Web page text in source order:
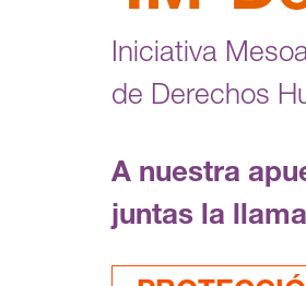
Iniciativa
de Derechos
A nuestra
juntas la